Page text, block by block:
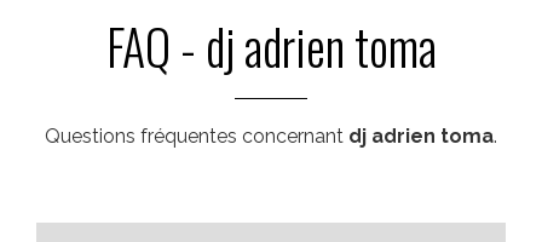
FAQ - dj adrien toma
Questions fréquentes concernant dj adrien toma.